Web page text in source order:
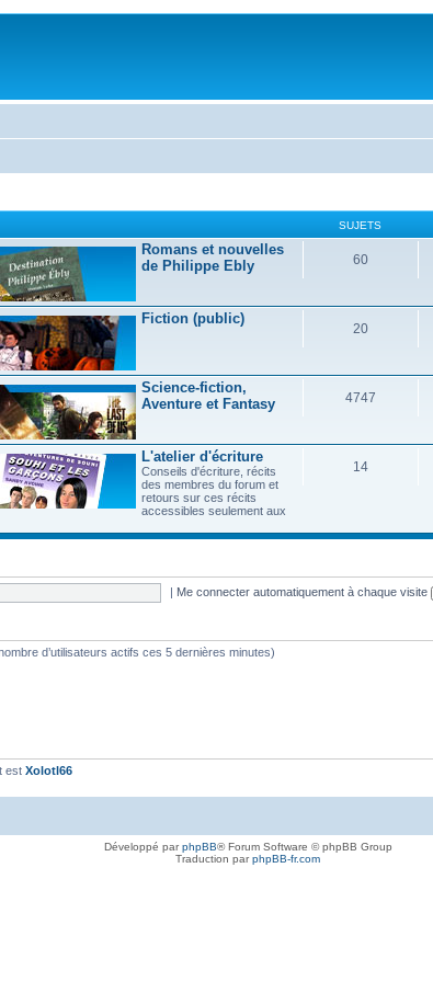
SUJETS
Romans et nouvelles
de Philippe Ebly
60
Fiction (public)
20
Science-fiction,
Aventure et Fantasy
4747
L'atelier d'écriture
Conseils d'écriture, récits
des membres du forum et
retours sur ces récits
accessibles seulement aux
14
| Me connecter automatiquement à chaque visite
d’utilisateurs actifs ces 5 dernières minutes)
est Xolotl66
Développé parphpBB® Forum Software © phpBB Group
Traduction parphpBB-fr.com